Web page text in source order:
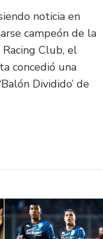
noticia en
campeón de la
Racing Club, el
concedió una
Dividido’ de